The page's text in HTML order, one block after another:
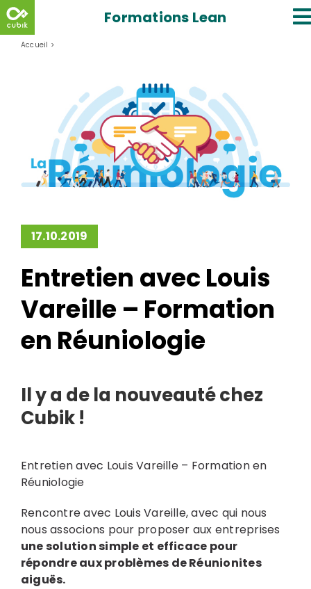
Skip
to
content
Formations Lean
Accueil >
17.10.2019
Entretien avec Louis
Vareille – Formation
en Réuniologie
Il y a de la nouveauté chez
Cubik !
Entretien avec Louis Vareille – Formation en
Réuniologie
Rencontre avec Louis Vareille, avec qui nous
nous associons pour proposer aux entreprises
une solution simple et efficace pour
répondre aux problèmes de Réunionites
aiguës.
Search
for: